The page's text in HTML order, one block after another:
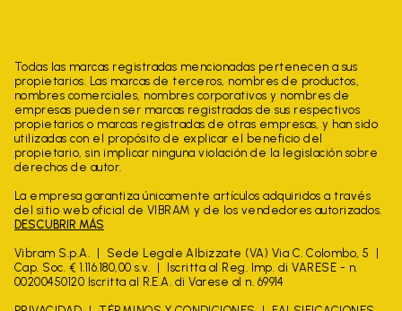
Todas las marcas registradas mencionadas pertenecen a sus
propietarios. Las marcas de terceros, nombres de productos,
nombres comerciales, nombres corporativos y nombres de
empresas pueden ser marcas registradas de sus respectivos
propietarios o marcas registradas de otras empresas, y han sido
utilizadas con el propósito de explicar el beneficio del
propietario, sin implicar ninguna violación de la legislación sobre
derechos de autor.
La empresa garantiza únicamente artículos adquiridos a través
del sitio web oficial de VIBRAM y de los vendedores autorizados.
DESCUBRIR MÁS
Vibram S.p.A.
Sede Legale Albizzate (VA) Via C. Colombo, 5
Cap. Soc. € 1.116.180,00 s.v.
Iscritta al Reg. Imp. di VARESE - n.
00200450120 Iscritta al R.E.A. di Varese al n. 69914